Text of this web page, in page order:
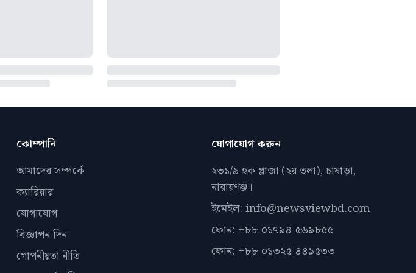
কোম্পানি
আমাদের সম্পর্কে
ক্যারিয়ার
যোগাযোগ
বিজ্ঞাপন দিন
গোপনীয়তা নীতি
যোগাযোগ করুন
২৩১/৯ হক প্লাজা (২য় তলা), চাষাড়া,
নারায়ণঞ্জ।
ইমেইল: info@newsviewbd.com
ফোন: +৮৮ ০১৭৯৪ ৫৬৯৮৫৫
ফোন: +৮৮ ০১৩২৫ ৪৪৯৫৩৩